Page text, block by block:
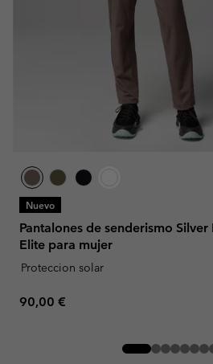
Nuevo
Pantalones de senderismo
Elite para mujer
Proteccion solar
Regular price:
90,00 €